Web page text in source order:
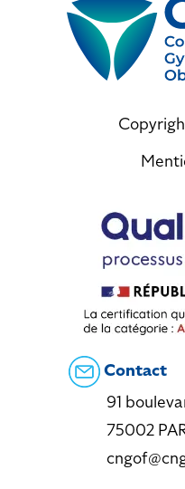
Contact
91
75002